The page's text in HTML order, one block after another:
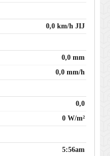
0,0 km/h JIJ
0,0 mm
0,0 mm/h
0,0
0 W/m²
5:56am